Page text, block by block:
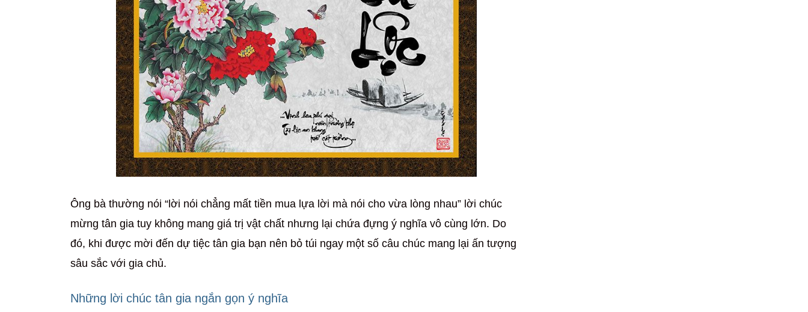
Ông bà thường nói “lời nói chẳng mất tiền mua lựa lời mà nói cho vừa lòng nhau” lời chúc
mừng tân gia tuy không mang giá trị vật chất nhưng lại chứa đựng ý nghĩa vô cùng lớn. Do
đó, khi được mời đến dự tiệc tân gia bạn nên bỏ túi ngay một số câu chúc mang lại ấn tượng
sâu sắc với gia chủ.
Những lời chúc tân gia ngắn gọn ý nghĩa